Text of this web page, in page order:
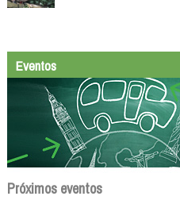
Eventos
Próximos eventos